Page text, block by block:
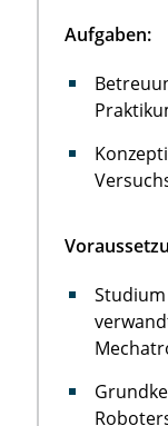
Aufgaben: